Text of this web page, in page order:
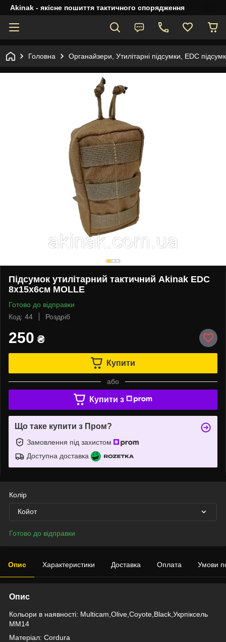
Akinak - якісне пошиття тактичного спорядження
Головна Органайзери, Утилітарні підсумки, EDC
Підсумок утилітарний тактичний Akinak EDC
8х15х6см MOLLE
Готово до відправки
Код: 44
Роздріб
250 ₴
Купити
або
Купити з
Що таке купити з Пром?
Замовлення під захистом
Доступна доставка
Колір
Койот
Готово до відправки
Опис Характеристики Доставка Оплата Умови
Опис
Кольори в наявності: Multicam,Olive,Coyote,Black,Укрпіксель
ММ14
Матеріал: Cordura